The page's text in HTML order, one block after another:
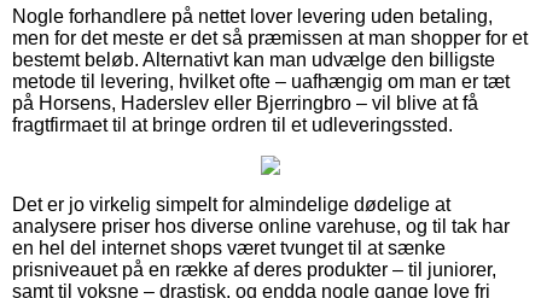
Nogle forhandlere på nettet lover levering uden betaling,
men for det meste er det så præmissen at man shopper for et
bestemt beløb. Alternativt kan man udvælge den billigste
metode til levering, hvilket ofte – uafhængig om man er tæt
på Horsens, Haderslev eller Bjerringbro – vil blive at få
fragtfirmaet til at bringe ordren til et udleveringssted.
Det er jo virkelig simpelt for almindelige dødelige at
analysere priser hos diverse online varehuse, og til tak har
en hel del internet shops været tvunget til at sænke
prisniveauet på en række af deres produkter – til juniorer,
samt til voksne – drastisk, og endda nogle gange love fri